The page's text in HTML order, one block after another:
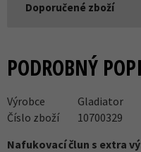
Doporučené zboží
PODROBNÝ
Výrobce
Gladiator
Číslo zboží
10700329
Nafukovací člun s extra